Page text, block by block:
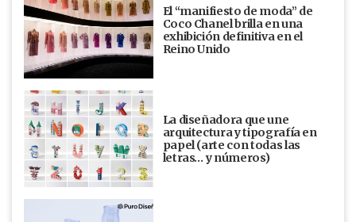
El “manifiesto de moda” de
Coco Chanel brilla en una
exhibición definitiva en el
Reino Unido
La diseñadora que une
arquitectura y tipografía en
papel (arte con todas las
letras… y números)